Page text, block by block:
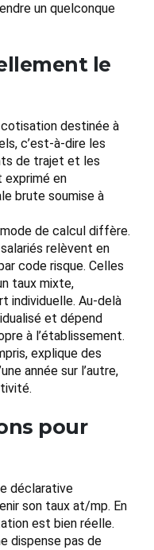
un quelconque
le
destinée à
c’est-à-dire les
de trajet et les
exprimé en
brute soumise à
de calcul diffère.
relèvent en
code risque. Celles
taux mixte,
individuelle. Au-delà
et dépend
à l’établissement.
explique des
année sur l’autre,
pour
déclarative
son taux at/mp. En
est bien réelle.
dispense pas de